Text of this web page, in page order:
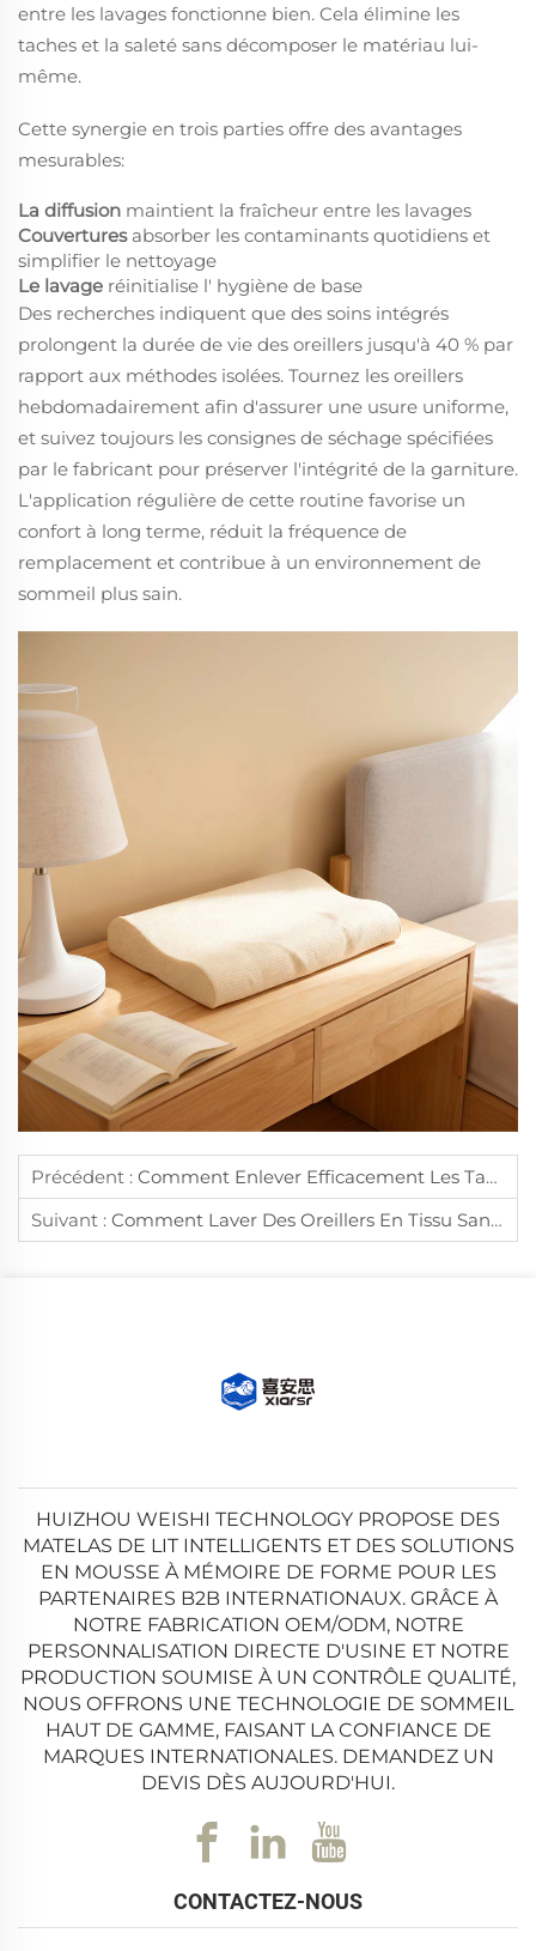
entre les lavages fonctionne bien. Cela élimine les
taches et la saleté sans décomposer le matériau lui-
même.
Cette synergie en trois parties offre des avantages
mesurables:
La diffusion maintient la fraîcheur entre les lavages
Couvertures absorber les contaminants quotidiens et
simplifier le nettoyage
Le lavage réinitialise l' hygiène de base
Des recherches indiquent que des soins intégrés
prolongent la durée de vie des oreillers jusqu'à 40 % par
rapport aux méthodes isolées. Tournez les oreillers
hebdomadairement afin d'assurer une usure uniforme,
et suivez toujours les consignes de séchage spécifiées
par le fabricant pour préserver l'intégrité de la garniture.
L'application régulière de cette routine favorise un
confort à long terme, réduit la fréquence de
remplacement et contribue à un environnement de
sommeil plus sain.
Précédent : Comment Enlever Efficacement Les Taches Des Oreillers En Tissu ?
Suivant : Comment Laver Des Oreillers En Tissu Sans Qu'ils Perdent Leurs Couleurs ?
HUIZHOU WEISHI TECHNOLOGY PROPOSE DES
MATELAS DE LIT INTELLIGENTS ET DES SOLUTIONS
EN MOUSSE À MÉMOIRE DE FORME POUR LES
PARTENAIRES B2B INTERNATIONAUX. GRÂCE À
NOTRE FABRICATION OEM/ODM, NOTRE
PERSONNALISATION DIRECTE D'USINE ET NOTRE
PRODUCTION SOUMISE À UN CONTRÔLE QUALITÉ,
NOUS OFFRONS UNE TECHNOLOGIE DE SOMMEIL
HAUT DE GAMME, FAISANT LA CONFIANCE DE
MARQUES INTERNATIONALES. DEMANDEZ UN
DEVIS DÈS AUJOURD'HUI.
CONTACTEZ-NOUS